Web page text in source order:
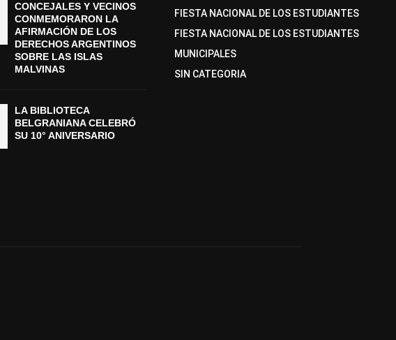
CONCEJALES Y VECINOS
CONMEMORARON LA
AFIRMACIÓN DE LOS
DERECHOS ARGENTINOS
SOBRE LAS ISLAS
MALVINAS
LA BIBLIOTECA
BELGRANIANA CELEBRÓ
SU 10° ANIVERSARIO
FIESTA NACIONAL DE LOS ESTUDIANTES
FIESTA NACIONAL DE LOS ESTUDIANTES
MUNICIPALES
SIN CATEGORIA